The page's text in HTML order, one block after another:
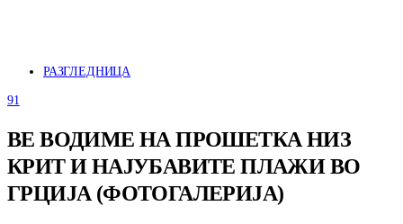
РАЗГЛЕДНИЦА
91
ВЕ ВОДИМЕ НА ПРОШЕТКА НИЗ
КРИТ И НАЈУБАВИТЕ ПЛАЖИ ВО
ГРЦИЈА (ФОТОГАЛЕРИЈА)